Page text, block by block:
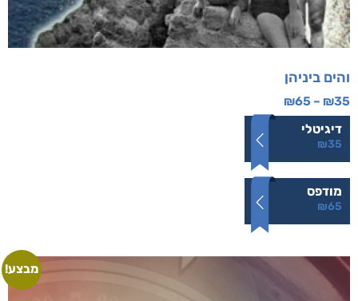
והים ביניהן
₪35
–
₪65
דיגיטלי
₪35
מודפס
₪65
מבצע!